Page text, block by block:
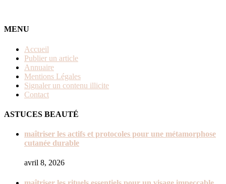
MENU
Accueil
Publier un article
Annuaire
Mentions Légales
Signaler un contenu illicite
Contact
ASTUCES BEAUTÉ
maîtriser les actifs et protocoles pour une métamorphose
cutanée durable
avril 8, 2026